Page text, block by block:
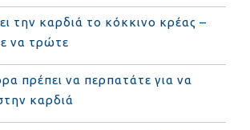
την καρδιά το κόκκινο κρέας –
να τρώτε
πρέπει να περπατάτε για να
καρδιά